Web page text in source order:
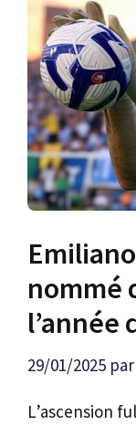
nommé
l’année
29/01/2025 par
L’ascension